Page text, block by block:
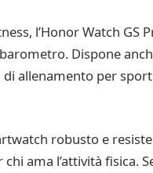
l’Honor Watch GS
Dispone
allenamento per
robusto e
ama l’attività fisica.